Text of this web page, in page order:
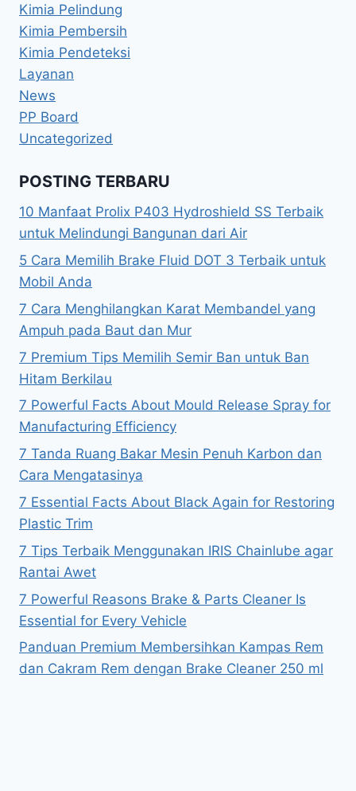
Kimia Pelindung
Kimia Pembersih
Kimia Pendeteksi
Layanan
News
PP Board
Uncategorized
POSTING TERBARU
10 Manfaat Prolix P403 Hydroshield SS Terbaik
untuk Melindungi Bangunan dari Air
5 Cara Memilih Brake Fluid DOT 3 Terbaik untuk
Mobil Anda
7 Cara Menghilangkan Karat Membandel yang
Ampuh pada Baut dan Mur
7 Premium Tips Memilih Semir Ban untuk Ban
Hitam Berkilau
7 Powerful Facts About Mould Release Spray for
Manufacturing Efficiency
7 Tanda Ruang Bakar Mesin Penuh Karbon dan
Cara Mengatasinya
7 Essential Facts About Black Again for Restoring
Plastic Trim
7 Tips Terbaik Menggunakan IRIS Chainlube agar
Rantai Awet
7 Powerful Reasons Brake & Parts Cleaner Is
Essential for Every Vehicle
Panduan Premium Membersihkan Kampas Rem
dan Cakram Rem dengan Brake Cleaner 250 ml